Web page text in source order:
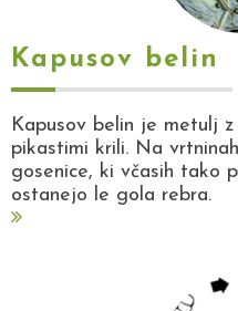
Kapusov belin
Kapusov belin je metulj
pikastimi krili. Na
gosenice, ki včasih tako
ostanejo le gola rebra.